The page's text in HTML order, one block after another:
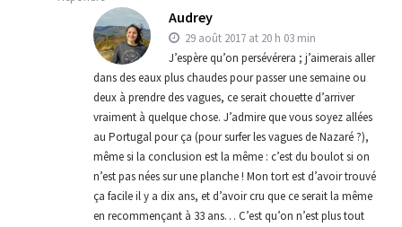
Audrey
29 août 2017 at 20 h 03 min
J’espère qu’on persévérera ; j’aimerais aller
dans des eaux plus chaudes pour passer une semaine ou
deux à prendre des vagues, ce serait chouette d’arriver
vraiment à quelque chose. J’admire que vous soyez allées
au Portugal pour ça (pour surfer les vagues de Nazaré ?),
même si la conclusion est la même : c’est du boulot si on
n’est pas nées sur une planche ! Mon tort est d’avoir trouvé
ça facile il y a dix ans, et d’avoir cru que ce serait la même
en recommençant à 33 ans… C’est qu’on n’est plus tout